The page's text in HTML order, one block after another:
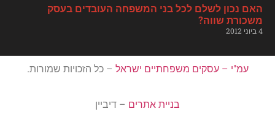
האם נכון לשלם לכל בני המשפחה העובדים בעסק
משכורת שווה?
4 ביוני 2012
עמ"י – עסקים משפחתיים ישראל – כל הזכויות שמורות.
בניית אתרים – דיביין